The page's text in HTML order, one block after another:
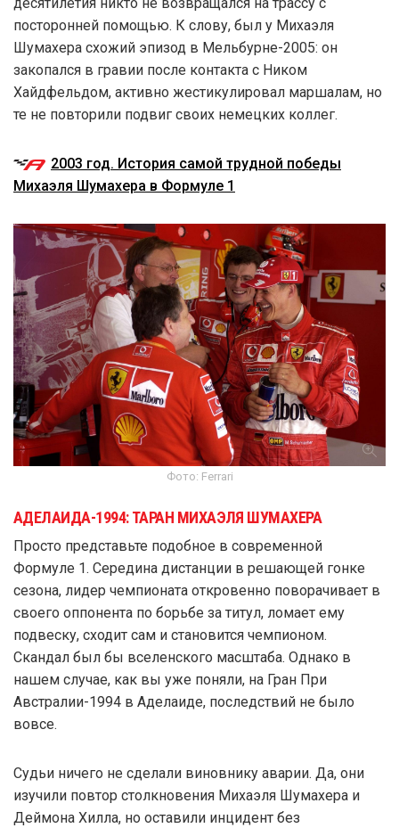
посторонней помощью. К слову, был у Михаэля
Шумахера схожий эпизод в Мельбурне-2005: он
закопался в гравии после контакта с Ником
Хайдфельдом, активно жестикулировал маршалам, но
те не повторили подвиг своих немецких коллег.
2003 год. История самой трудной победы
Михаэля Шумахера в Формуле 1
Фото: Ferrari
АДЕЛАИДА-1994: ТАРАН МИХАЭЛЯ ШУМАХЕРА
Просто представьте подобное в современной
Формуле 1. Середина дистанции в решающей гонке
сезона, лидер чемпионата откровенно поворачивает в
своего оппонента по борьбе за титул, ломает ему
подвеску, сходит сам и становится чемпионом.
Скандал был бы вселенского масштаба. Однако в
нашем случае, как вы уже поняли, на Гран При
Австралии-1994 в Аделаиде, последствий не было
вовсе.
Судьи ничего не сделали виновнику аварии. Да, они
изучили повтор столкновения Михаэля Шумахера и
Деймона Хилла, но оставили инцидент без